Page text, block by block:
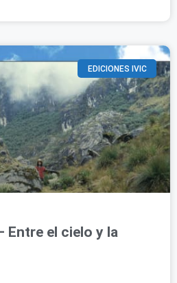
EDICIONES IVIC
Entre el cielo y la